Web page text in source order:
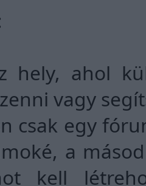
hely, ahol
vagy
csak egy
a
kell